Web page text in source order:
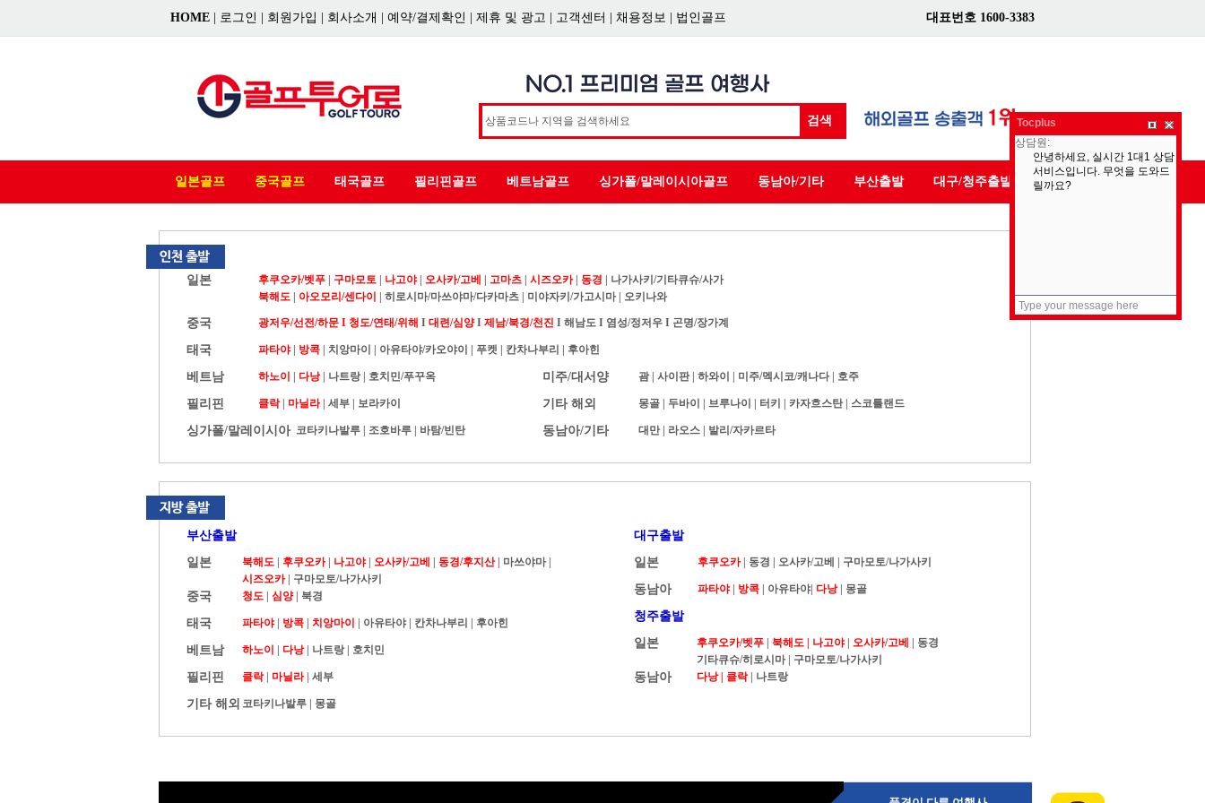
HOME 로그인 회원가입 회사소개 예약/결제확인 제휴 및 광고 고객센터 채용정보 법인골프 대표번호 1600-3383
검색
일본골프 중국골프 태국골프 필리핀골프 베트남골프 싱가폴/말레이시아골프 동남아/기타 부산출발 대구/청주출발
일본 후쿠오카/벳푸 구마모토 나고야| 오사카/고베 고마츠 시즈오카| 동경
나가사키/기타큐슈/사가
북해도
아오모리/센다이 히로시마/마쓰야마/다카마츠 미야자키/가고시마| 오키나와
중국 광저우/선전/하문 I 청도/연태/위해 I 대련/심양I 제남/북경/천진 I 해남도 I 염성/정저우 I 곤명/장가계
태국 파타야| 방콕 치앙마이 아유타야/카오야이 푸켓 칸차나부리 후아힌
베트남 하노이 다낭| 나트랑| 호치민/푸꾸옥
필리핀 클락| 마닐라| 세부 보라카이
싱가폴/말레이시아 코타키나발루 조호바루 바탐/빈탄
미주/대서양 괌| 사이판| 하와이 미주/멕시코/캐나다| 호주
기타 해외 몽골 두바이 브루나이 터키 카자흐스탄| 스코틀랜드
동남아/기타 대만| 라오스 발리/자카르타
부산출발
일본
북해도 후쿠오카| 나고야| 오사카/고베 동경/후지산| 마쓰야마 |
시즈오카| 구마모토/나가사키
중국 청도 심양| 북경
태국 파타야| 방콕 치앙마이 아유타야| 칸차나부리 후아힌
베트남 하노이 다낭| 나트랑| 호치민
필리핀 클락| 마닐라| 세부
기타 해외 코타키나발루 몽골
대구출발
일본
후쿠오카| 동경 오사카/고베 구마모토/나가사키
동남아 파타야| 방콕 아유타야| 다낭| 몽골
청주출발
일본
후쿠오카/벳푸 북해도 | 나고야| 오사카/고베
동경
기타큐슈/히로시마| 구마모토/나가사키
동남아 다낭 | 클락| 나트랑
Tocplus